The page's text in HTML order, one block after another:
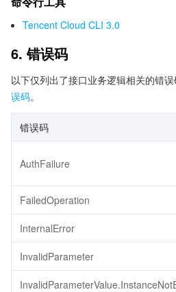
Tencent Cloud CLI 3.0
6. 错误码
以下仅列出了接口业务逻辑相关的错
误码。
错误码
AuthFailure
FailedOperation
InternalError
InvalidParameter